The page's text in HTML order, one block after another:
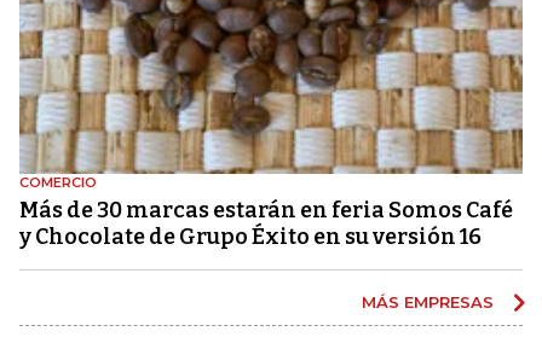
COMERCIO
Más de 30 marcas estarán en feria Somos Café
y Chocolate de Grupo Éxito en su versión 16
MÁS EMPRESAS